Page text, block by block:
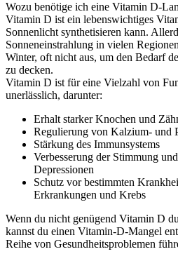
Wozu benötige ich eine Vitamin D-
Vitamin D ist ein lebenswichtiges
Sonnenlicht synthetisieren kann.
Sonneneinstrahlung in vielen
Winter, oft nicht aus, um den Bedarf
zu decken.
Vitamin D ist für eine Vielzahl von
unerlässlich, darunter:
Erhalt starker Knochen und
Regulierung von Kalzium- und
Stärkung des Immunsystems
Verbesserung der Stimmung
Depressionen
Schutz vor bestimmten
Erkrankungen und Krebs
Wenn du nicht genügend Vitamin D
kannst du einen Vitamin-D-Mangel
Reihe von Gesundheitsproblemen